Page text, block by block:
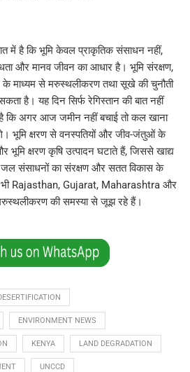
में है कि भूमि केवल प्राकृतिक संसाधन नहीं,
और मानव जीवन का आधार है। भूमि संरक्षण,
माध्यम से मरुस्थलीकरण तथा सूखे की चुनौती
है। यह दिन सिर्फ रेगिस्तान की बात नहीं
कि अगर आज जमीन नहीं बचाई तो कल खाना
भूमि क्षरण से वनस्पतियों और जीव-जंतुओं के
क्षरण कृषि उत्पादन घटाते हैं, जिससे खाद्य
संसाधनों का संरक्षण और सतत विकास के
Rajasthan, Gujarat, Maharashtra और
की समस्या से जूझ रहे हैं।
ENVIRONMENT NEWS
KENYA LAND DEGRADATION
UNCCD